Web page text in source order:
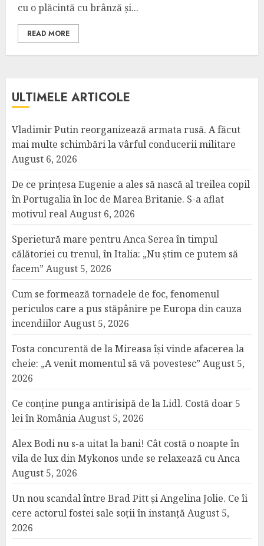
cu o plăcintă cu brânză și...
READ MORE
ULTIMELE ARTICOLE
Vladimir Putin reorganizează armata rusă. A făcut
mai multe schimbări la vârful conducerii militare
August 6, 2026
De ce prințesa Eugenie a ales să nască al treilea copil
în Portugalia în loc de Marea Britanie. S-a aflat
motivul realAugust 6, 2026
Sperietură mare pentru Anca Serea în timpul
călătoriei cu trenul, în Italia: „Nu știm ce putem să
facem” August 5, 2026
Cum se formează tornadele de foc, fenomenul
periculos care a pus stăpânire pe Europa din cauza
incendiilorAugust 5, 2026
Fosta concurentă de la Mireasa își vinde afacerea la
cheie: „A venit momentul să vă povestesc” August 5,
2026
Ce conține punga antirisipă de la Lidl. Costă doar 5
lei în RomâniaAugust 5, 2026
Alex Bodi nu s-a uitat la bani! Cât costă o noapte în
vila de lux din Mykonos unde se relaxează cu Anca
August 5, 2026
Un nou scandal între Brad Pitt și Angelina Jolie. Ce îi
cere actorul fostei sale soții în instanțăAugust 5,
2026